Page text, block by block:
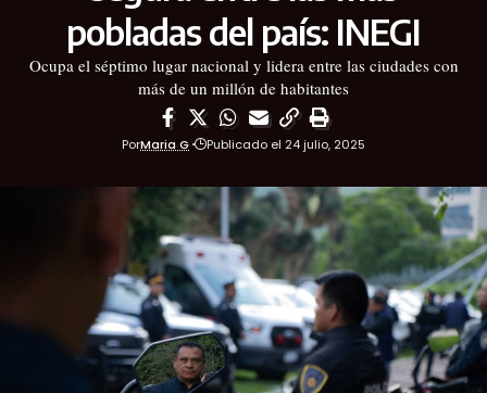
pobladas del país: INEGI
Ocupa el séptimo lugar nacional y lidera entre las ciudades con
más de un millón de habitantes
PorMaria G Publicado el 24 julio, 2025